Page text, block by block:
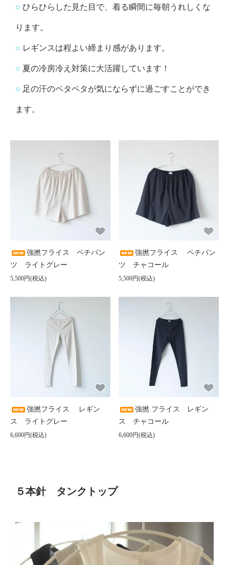
○ ひらひらした見た目で、着る瞬間に毎朝うれしくな
ります。
○ レギンスは程よい締まり感があります。
○ 夏の冷房冷え対策に大活躍しています！
○ 足の汗のペタペタが気にならずに過ごすことができ
ます。
強撚フライス ペチパン
ツ ライトグレー
5,500円(税込)
強撚フライス ペチパン
ツ チャコール
5,500円(税込)
強撚フライス レギン
ス ライトグレー
6,600円(税込)
強撚 フライス レギン
ス チャコール
6,600円(税込)
５本針 タンクトップ